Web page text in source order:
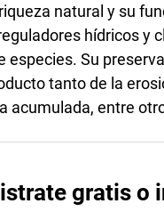
natural y su
hídricos y
especies. Su
tanto de la
acumulada, entre
gratis o